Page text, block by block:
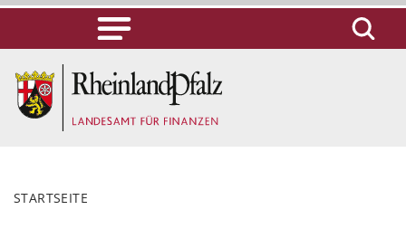
STARTSEITE